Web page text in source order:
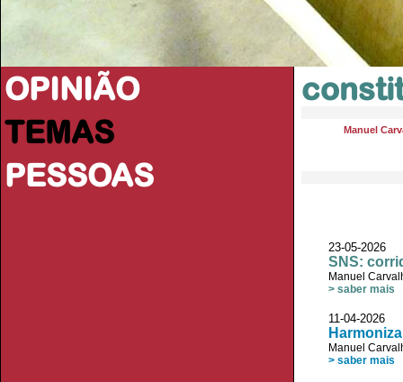
OPINIÃO
TEMAS
PESSOAS
Manuel
23-05-2026
SNS:
Manuel
> saber mais
11-04-2026
Manuel
> saber mais